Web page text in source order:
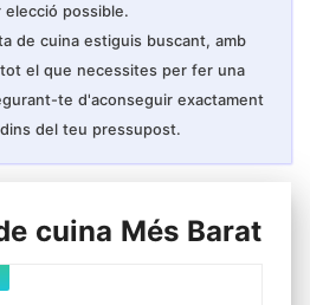
elecció possible.
de cuina estiguis buscant, amb
el que necessites per fer una
te d'aconseguir exactament
del teu pressupost.
cuina Més Barat